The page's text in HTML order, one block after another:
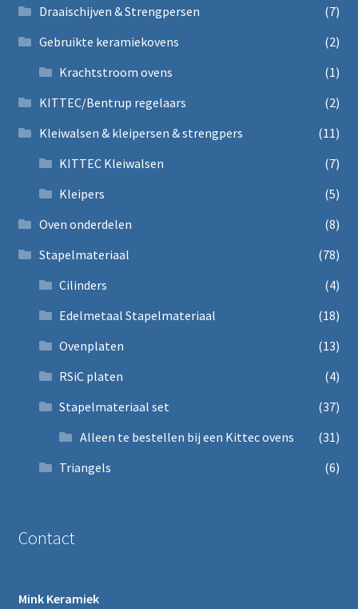
Draaischijven & Strengpersen
(7)
Gebruikte keramiekovens
(2)
Krachtstroom ovens
(1)
KITTEC/Bentrup regelaars
(2)
Kleiwalsen & kleipersen & strengpers
(11)
KITTEC Kleiwalsen
(7)
Kleipers
(5)
Oven onderdelen
(8)
Stapelmateriaal
(78)
Cilinders
(4)
Edelmetaal Stapelmateriaal
(18)
Ovenplaten
(13)
RSiC platen
(4)
Stapelmateriaal set
(37)
Alleen te bestellen bij een Kittec ovens
(31)
Triangels
(6)
Contact
Mink Keramiek